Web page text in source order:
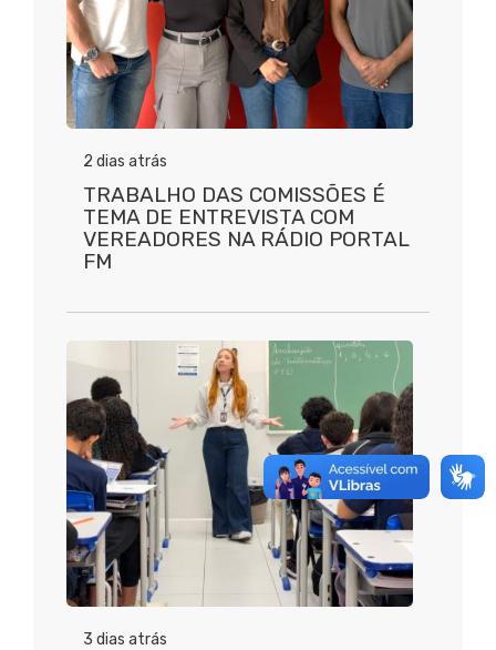
2 dias atrás
TRABALHO DAS COMISSÕES É
TEMA DE ENTREVISTA COM
VEREADORES NA RÁDIO PORTAL
FM
3 dias atrás